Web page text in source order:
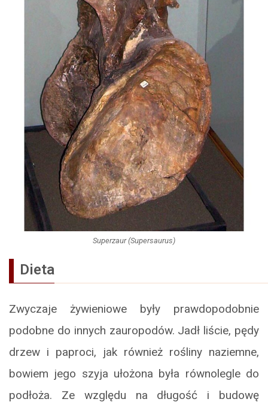
Superzaur (Supersaurus)
Dieta
Zwyczaje żywieniowe były prawdopodobnie
podobne do innych zauropodów. Jadł liście, pędy
drzew i paproci, jak również rośliny naziemne,
bowiem jego szyja ułożona była równolegle do
podłoża. Ze względu na długość i budowę